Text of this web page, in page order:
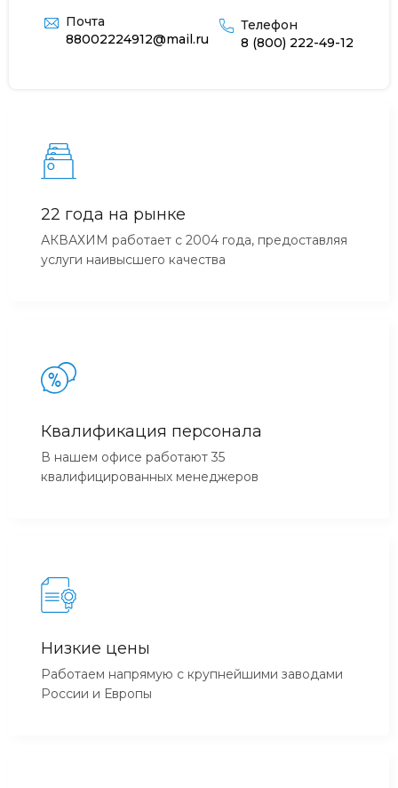
Почта
88002224912@mail.ru
Телефон
8 (800) 222-49-12
22 года на рынке
АКВАХИМ работает с 2004 года, предоставляя
услуги наивысшего качества
Квалификация персонала
В нашем офисе работают 35
квалифицированных менеджеров
Низкие цены
Работаем напрямую с крупнейшими заводами
России и Европы